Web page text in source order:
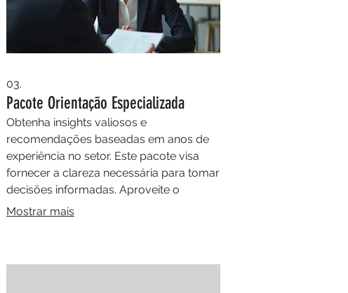
03.
Pacote Orientação Especializada
Obtenha insights valiosos e
recomendações baseadas em anos de
experiência no setor. Este pacote visa
fornecer a clareza necessária para tomar
decisões informadas. Aproveite o
conhecimento de especialistas para
Mostrar mais